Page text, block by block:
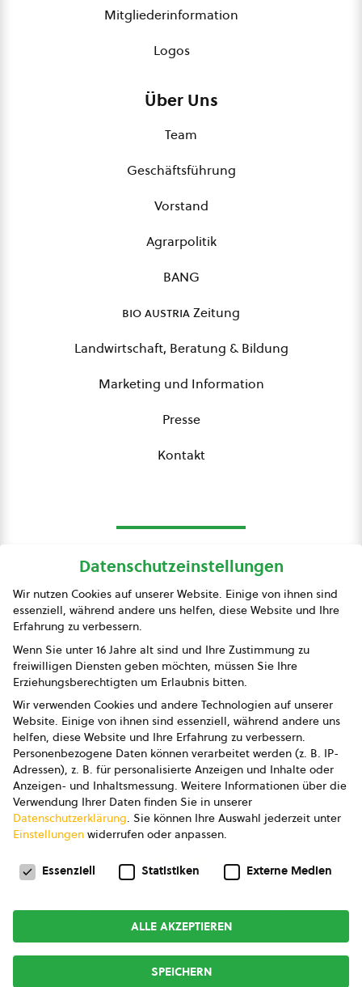
Mitgliederinformation
Logos
Über Uns
Team
Geschäftsführung
Vorstand
Agrarpolitik
BANG
bio austriaZeitung
Landwirtschaft, Beratung & Bildung
Marketing und Information
Presse
Kontakt
Presse
Impressum
Datenschutz
AGB
AGB Marketing GmbH
AGB Bildung
Newsletter
Copyright © 2026bio austria
Datenschutzeinstellungen
Wir nutzen Cookies auf unserer Website. Einige von ihnen sind
essenziell, während andere uns helfen, diese Website und Ihre
Erfahrung zu verbessern.
Wenn Sie unter 16 Jahre alt sind und Ihre Zustimmung zu
freiwilligen Diensten geben möchten, müssen Sie Ihre
Erziehungsberechtigten um Erlaubnis bitten.
Wir verwenden Cookies und andere Technologien auf unserer
Website. Einige von ihnen sind essenziell, während andere uns
helfen, diese Website und Ihre Erfahrung zu verbessern.
Personenbezogene Daten können verarbeitet werden (z. B. IP-
Adressen), z. B. für personalisierte Anzeigen und Inhalte oder
Anzeigen- und Inhaltsmessung. Weitere Informationen über die
Verwendung Ihrer Daten finden Sie in unserer
Datenschutzerklärung. Sie können Ihre Auswahl jederzeit unter
Einstellungen widerrufen oder anpassen.
Datenschutzeinstellungen
Essenziell Statistiken Externe Medien
ALLE AKZEPTIEREN
SPEICHERN